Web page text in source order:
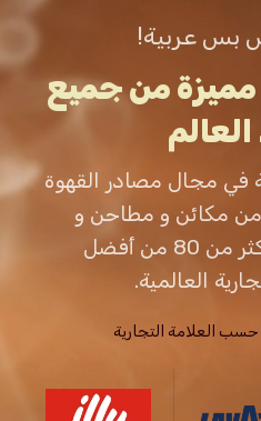
بس عربية!
مميزة من جميع
العالم
في مجال مصادر القهوة
من مكائن و مطاحن و
إكسسوارات من أكثر من 80 من أفضل
العالمية.
العلامة التجارية